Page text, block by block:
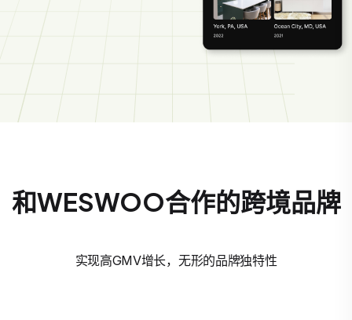
和WESWOO合作的跨境品牌
实现高GMV增长，无形的品牌独特性